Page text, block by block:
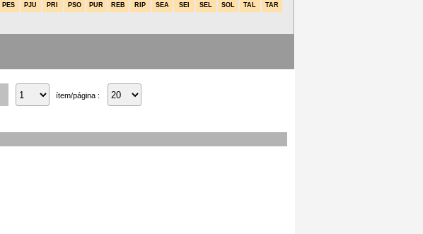
PES PJU PRI PSO PUR REB RIP SEA SEI SEL SOL TAL TAR
ítem/página :